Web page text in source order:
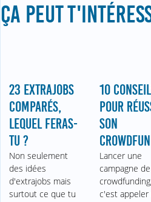
ÇA PEUT
23 EXTRAJOBS
COMPARÉS,
LEQUEL FERAS-
TU ?
Non seulement
des idées
d'extrajobs mais
surtout ce que tu
10
POUR
SON
Lancer une
campagne de
crowdfunding,
c'est appeler